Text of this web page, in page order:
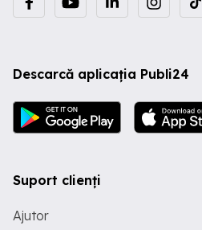
Descarcă aplicația Publi24
Suport clienți
Ajutor